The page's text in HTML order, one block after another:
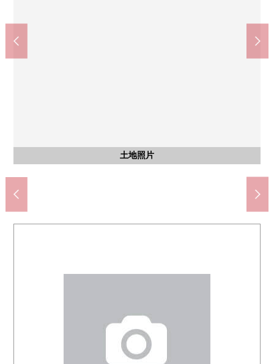
土地照片
土地照片
土地照片
含有前面道路的外觀
土地照片
土地照片
土地照片
含有前面道路的外觀
其他
公車站